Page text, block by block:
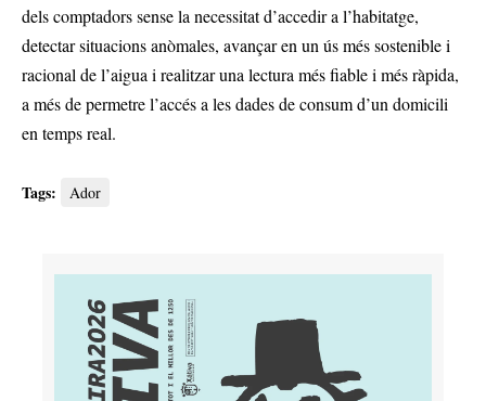
dels comptadors sense la necessitat d’accedir a l’habitatge,
detectar situacions anòmales, avançar en un ús més sostenible i
racional de l’aigua i realitzar una lectura més fiable i més ràpida,
a més de permetre l’accés a les dades de consum d’un domicili
en temps real.
Tags: Ador